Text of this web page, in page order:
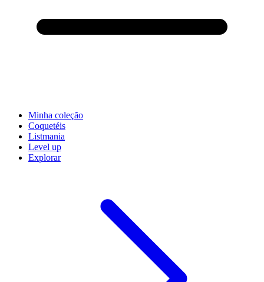
Minha coleção
Coquetéis
Listmania
Level up
Explorar